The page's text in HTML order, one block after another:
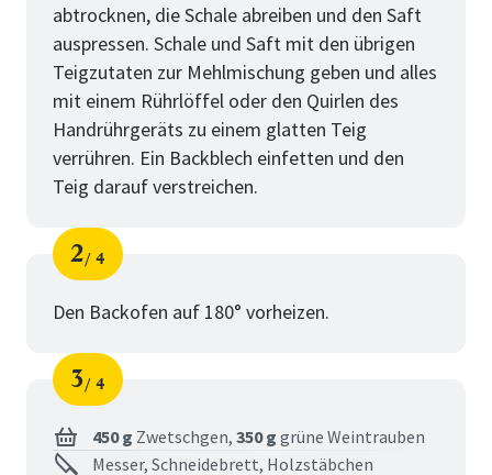
abtrocknen, die Schale abreiben und den Saft
auspressen. Schale und Saft mit den übrigen
Teigzutaten zur Mehlmischung geben und alles
mit einem Rührlöffel oder den Quirlen des
Handrührgeräts zu einem glatten Teig
verrühren. Ein Backblech einfetten und den
Teig darauf verstreichen.
Schritt
2
von
4
Den Backofen auf 180° vorheizen.
Schritt
3
von
4
450 g Zwetschgen, 350 g grüne Weintrauben
Messer, Schneidebrett, Holzstäbchen